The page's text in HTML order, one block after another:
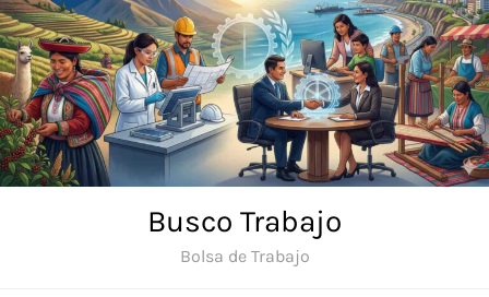
Saltar
al
contenido
Busco Trabajo
Bolsa de Trabajo